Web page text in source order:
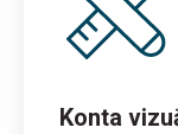
Konta